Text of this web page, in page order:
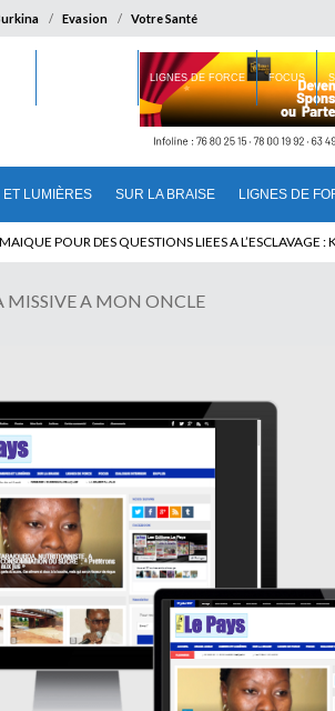
Evasion Votre Santé
ET LUMIÈRES SUR LA BRAISE LIGNES DE
LIGNES DE FORCE FOCUS
LA TETE DU SENAT BENINOIS : Quand Patrice quitte
MISSIVE A MON ONCLE